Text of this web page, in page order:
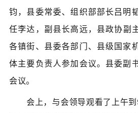
钧，县委常委、组织部部长吕明
任李达，副县长高远， 县政协副
各镇街、县委各部门、县级国家
体主要负责人参加会议。县委副
会议。
会上，与会领导观看了上午